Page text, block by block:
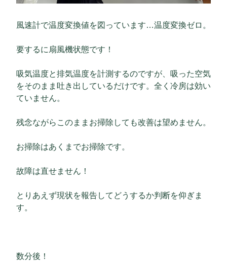
風速計で温度変換値を図っています…温度変換ゼロ。
要するに扇風機状態です！
吸気温度と排気温度を計測するのですが、吸った空気
をそのまま吐き出しているだけです。全く冷房は効い
ていません。
残念ながらこのままお掃除しても改善は望めません。
お掃除はあくまでお掃除です。
故障は直せません！
とりあえず現状を報告してどうするか判断を仰ぎま
す。
数分後！